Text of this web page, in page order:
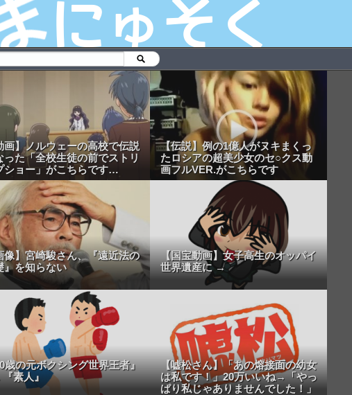
画】ノルウェーの高校で伝説
った「全校生徒の前でストリ
ショー」がこちらです…
【伝説】例の1億人がヌキまくっ
たロシアの超美少女のセ○クス動
画フルVER.がこちらです
像】宮崎駿さん、『遠近法の
』を知らない
【国宝動画】女子高生のオッパイ
世界遺産に →
歳の元ボクシング世界王者』
素人』
【嘘松さん】「あの熔接面の幼女
は私です！」20万いいね→「やっ
ぱり私じゃありませんでした！」